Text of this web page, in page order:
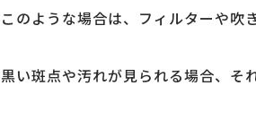
このような場合は、フィルターや吹
黒い斑点や汚れが見られる場合、そ